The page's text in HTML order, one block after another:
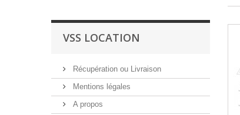
VSS LOCATION
Récupération ou Livraison
Mentions légales
A propos